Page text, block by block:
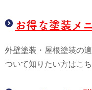
お得な塗装メ
外壁塗装・屋根塗装の
ついて知りたい方はこち